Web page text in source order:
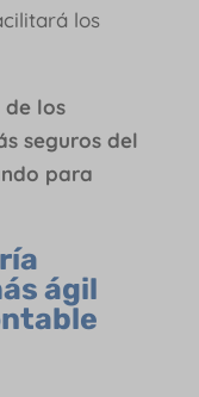
los
de los
seguros del
para
ágil